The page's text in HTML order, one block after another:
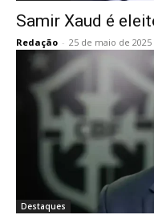
Samir Xaud é
Redação - 25 de maio de 2025
Destaques